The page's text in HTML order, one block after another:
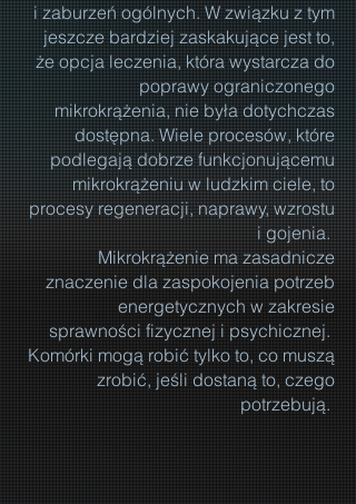
i zaburzeń ogólnych. W związku z tym
jeszcze bardziej zaskakujące jest to,
że opcja leczenia, która wystarcza do
poprawy ograniczonego
mikrokrążenia, nie była dotychczas
dostępna. Wiele procesów, które
podlegają dobrze funkcjonującemu
mikrokrążeniu w ludzkim ciele, to
procesy regeneracji, naprawy, wzrostu
i gojenia.
Mikrokrążenie ma zasadnicze
znaczenie dla zaspokojenia potrzeb
energetycznych w zakresie
sprawności fizycznej i psychicznej.
Komórki mogą robić tylko to, co muszą
zrobić, jeśli dostaną to, czego
potrzebują.